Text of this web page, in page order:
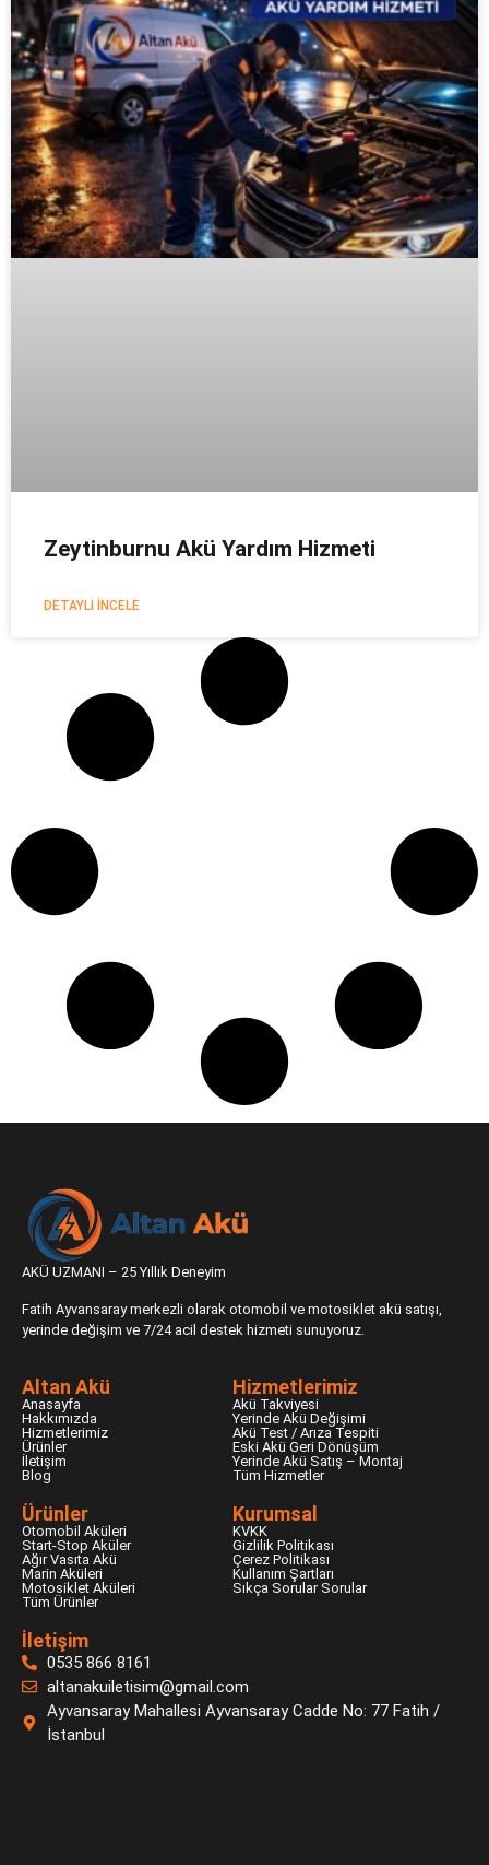
Zeytinburnu Akü Yardım Hizmeti
DETAYLI İNCELE
AKÜ UZMANI – 25 Yıllık Deneyim
Fatih Ayvansaray merkezli olarak otomobil ve motosiklet akü satışı,
yerinde değişim ve 7/24 acil destek hizmeti sunuyoruz.
Altan Akü
Anasayfa
Hakkımızda
Hizmetlerimiz
Ürünler
İletişim
Blog
Hizmetlerimiz
Akü Takviyesi
Yerinde Akü Değişimi
Akü Test / Arıza Tespiti
Eski Akü Geri Dönüşüm
Yerinde Akü Satış – Montaj
Tüm Hizmetler
Ürünler
Otomobil Aküleri
Start-Stop Aküler
Ağır Vasıta Akü
Marin Aküleri
Motosiklet Aküleri
Tüm Ürünler
Kurumsal
KVKK
Gizlilik Politikası
Çerez Politikası
Kullanım Şartları
Sıkça Sorular Sorular
İletişim
0535 866 8161
altanakuiletisim@gmail.com
Ayvansaray Mahallesi Ayvansaray Cadde No: 77 Fatih /
İstanbul